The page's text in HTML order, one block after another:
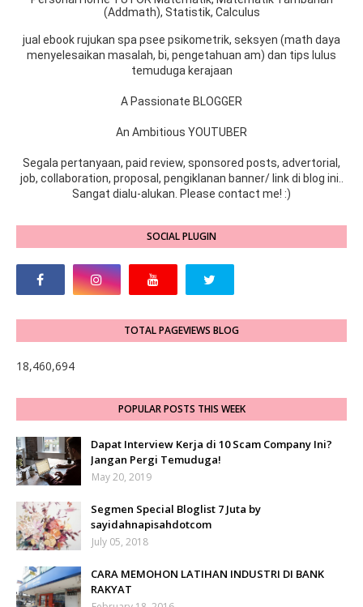
(Addmath), Statistik, Calculus
jual ebook rujukan spa psee psikometrik, seksyen (math daya
menyelesaikan masalah, bi, pengetahuan am) dan tips lulus
temuduga kerajaan
A Passionate BLOGGER
An Ambitious YOUTUBER
Segala pertanyaan, paid review, sponsored posts, advertorial,
job, collaboration, proposal, pengiklanan banner/ link di blog ini..
Sangat dialu-alukan. Please contact me! :)
SOCIAL PLUGIN
TOTAL PAGEVIEWS BLOG
18,460,694
POPULAR POSTS THIS WEEK
Dapat Interview Kerja di 10 Scam Company Ini?
Jangan Pergi Temuduga!
May 20, 2019
Segmen Special Bloglist 7 Juta by
sayidahnapisahdotcom
July 05, 2018
CARA MEMOHON LATIHAN INDUSTRI DI BANK
RAKYAT